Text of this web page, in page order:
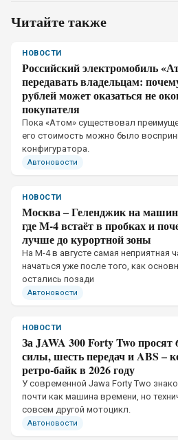
Читайте также
НОВОСТИ
Российский электромобиль
передавать владельцам:
рублей может оказаться не
покупателя
Пока «Атом» существовал
его стоимость можно было
конфигуратора.
Автоновости
НОВОСТИ
Москва – Геленджик на
где М-4 встаёт в пробках и
лучше до курортной зоны
На М-4 в августе самая неприятная
начаться уже после того, как
остались позади
Автоновости
НОВОСТИ
За JAWA 300 Forty Two
силы, шесть передач и ABS –
ретро-байк в 2026 году
У современной Jawa Forty Two
почти как машина времени, но
совсем другой мотоцикл.
Автоновости